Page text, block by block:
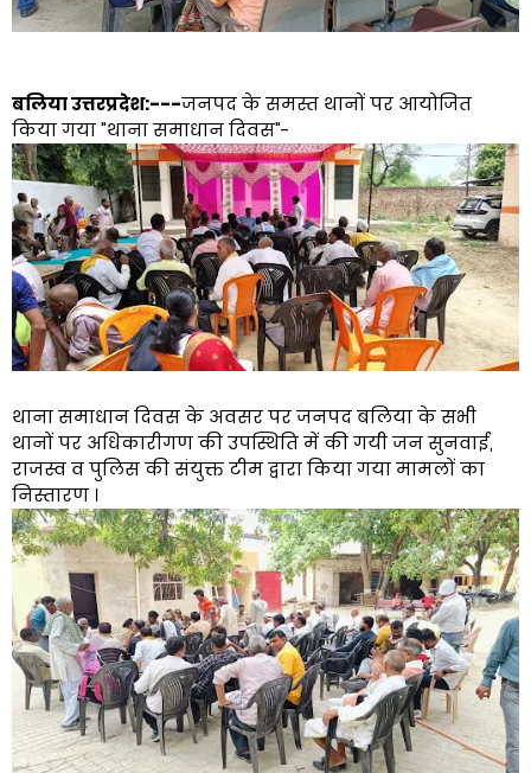
बलिया उत्तरप्रदेश:---जनपद के समस्त थानों पर आयोजित
किया गया "थाना समाधान दिवस"-
थाना समाधान दिवस के अवसर पर जनपद बलिया के सभी
थानों पर अधिकारीगण की उपस्थिति में की गयी जन सुनवाई,
राजस्व व पुलिस की संयुक्त टीम द्वारा किया गया मामलों का
निस्तारण ।